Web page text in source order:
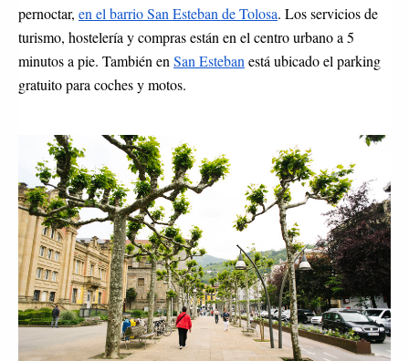
pernoctar, en el barrio San Esteban de Tolosa. Los servicios de
turismo, hostelería y compras están en el centro urbanoa 5
minutos a pie. También en San Esteban está ubicado el parking
gratuito para coches y motos.